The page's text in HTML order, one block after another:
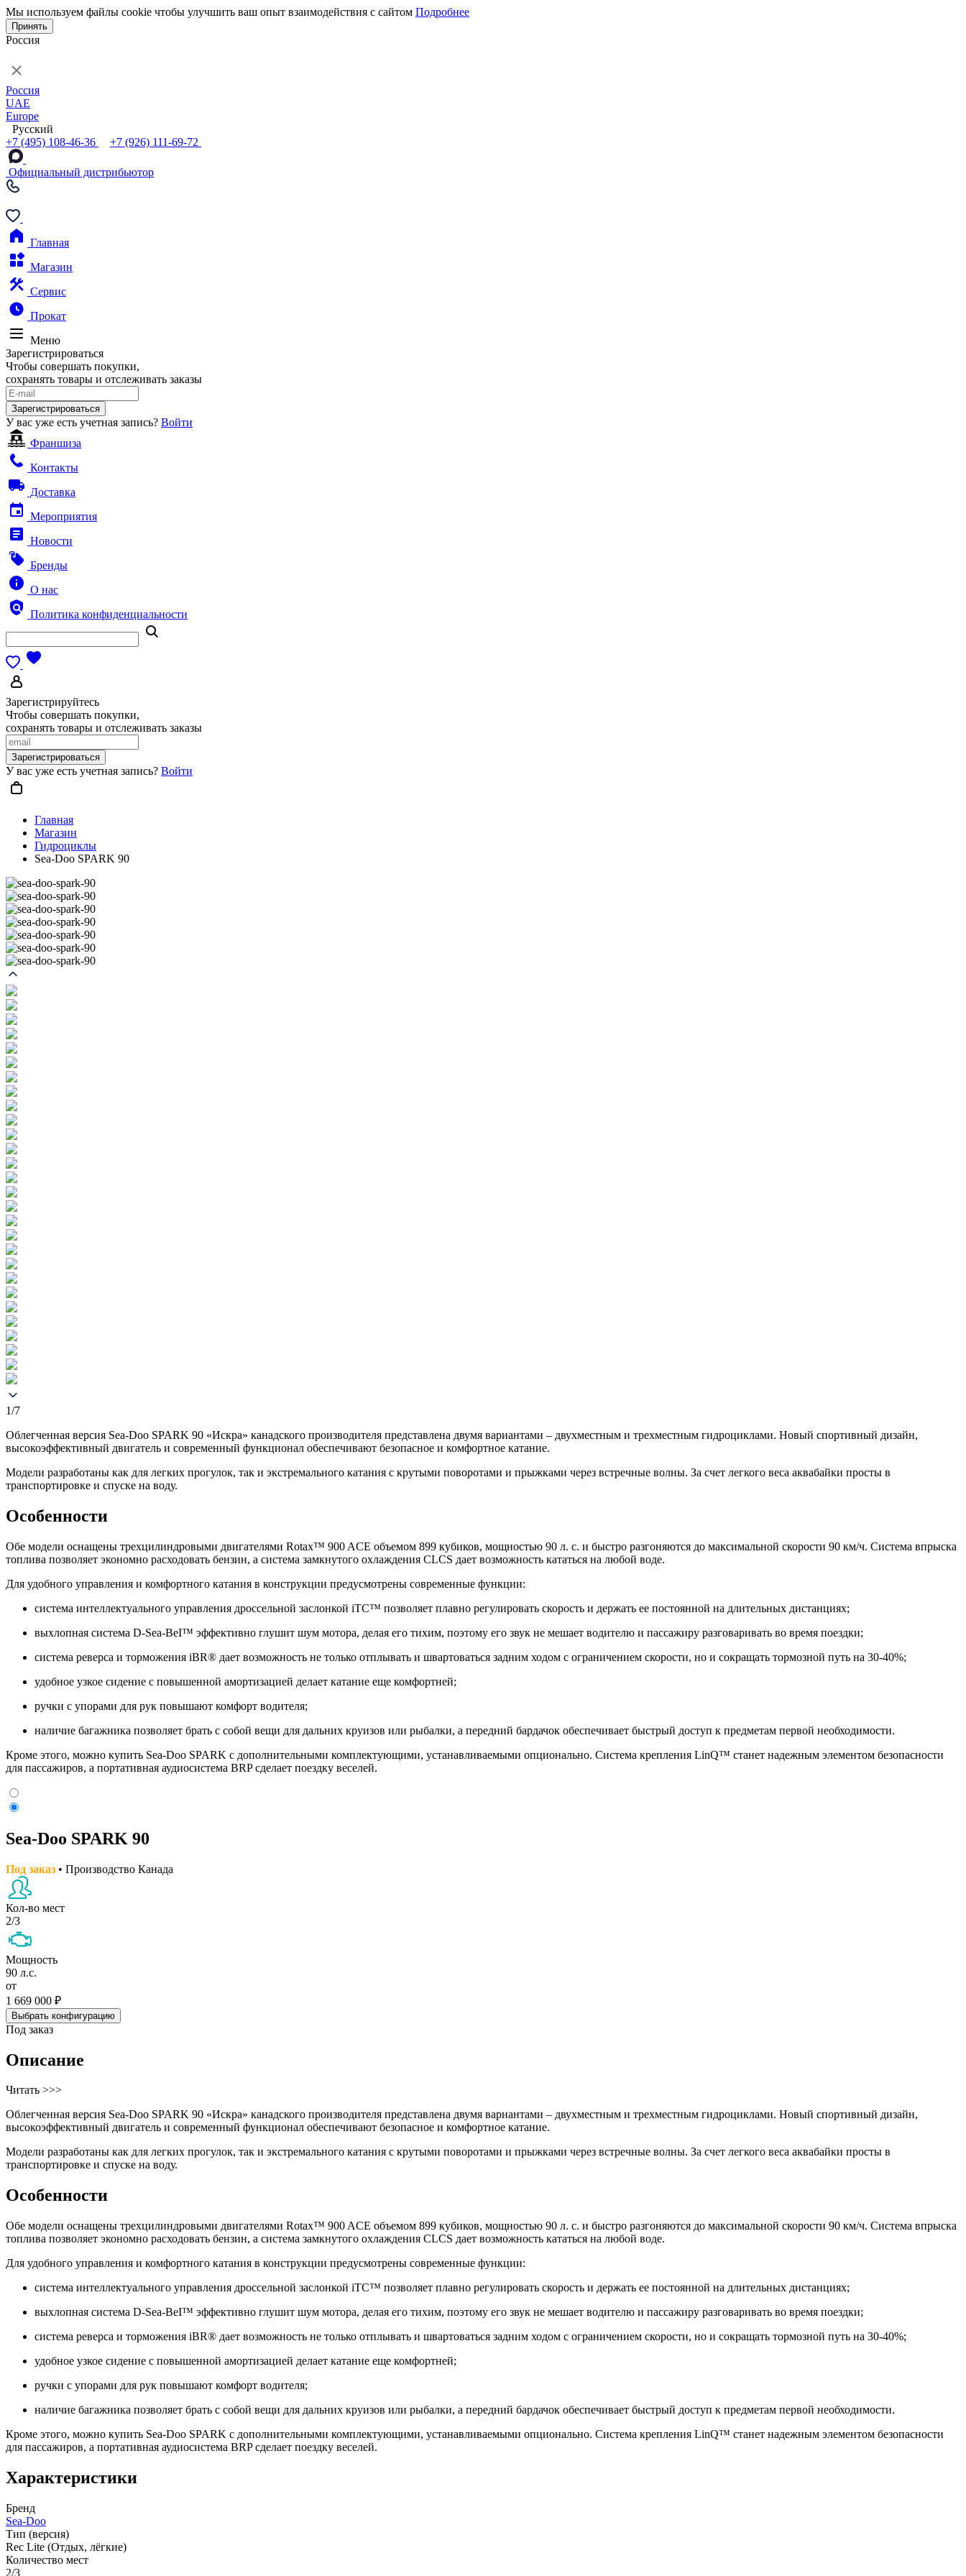
Мы используем файлы cookie чтобы улучшить ваш опыт взаимодействия с сайтом Подробнее
Принять
Россия
Россия
UAE
Europe
Русский
+7 (495) 108-46-36
+7 (926) 111-69-72
Официальный дистрибьютор
Главная
Магазин
Сервис
Прокат
Меню
Зарегистрироваться
Чтобы совершать покупки,
сохранять товары и отслеживать заказы
Зарегистрироваться
У вас уже есть учетная запись? Войти
Франшиза
Контакты
Доставка
Мероприятия
Новости
Бренды
О нас
Политика конфиденциальности
Зарегистрируйтесь
Чтобы совершать покупки,
сохранять товары и отслеживать заказы
Зарегистрироваться
У вас уже есть учетная запись? Войти
Главная
Магазин
Гидроциклы
Sea-Doo SPARK 90
1/7
Облегченная версия Sea-Doo SPARK 90 «Искра» канадского производителя представлена двумя вариантами – двухместным и трехместным гидроциклами. Новый спортивный дизайн,
высокоэффективный двигатель и современный функционал обеспечивают безопасное и комфортное катание.
Модели разработаны как для легких прогулок, так и экстремального катания с крутыми поворотами и прыжками через встречные волны. За счет легкого веса аквабайки просты в
транспортировке и спуске на воду.
Особенности
Обе модели оснащены трехцилиндровыми двигателями Rotax™ 900 ACE объемом 899 кубиков, мощностью 90 л. с. и быстро разгоняются до максимальной скорости 90 км/ч. Система впрыска
топлива позволяет экономно расходовать бензин, а система замкнутого охлаждения CLCS дает возможность кататься на любой воде.
Для удобного управления и комфортного катания в конструкции предусмотрены современные функции:
система интеллектуального управления дроссельной заслонкой iTC™ позволяет плавно регулировать скорость и держать ее постоянной на длительных дистанциях;
выхлопная система D-Sea-BeI™ эффективно глушит шум мотора, делая его тихим, поэтому его звук не мешает водителю и пассажиру разговаривать во время поездки;
система реверса и торможения iBR® дает возможность не только отплывать и швартоваться задним ходом с ограничением скорости, но и сокращать тормозной путь на 30-40%;
удобное узкое сидение с повышенной амортизацией делает катание еще комфортней;
ручки с упорами для рук повышают комфорт водителя;
наличие багажника позволяет брать с собой вещи для дальних круизов или рыбалки, а передний бардачок обеспечивает быстрый доступ к предметам первой необходимости.
Кроме этого, можно купить Sea-Doo SPARK с дополнительными комплектующими, устанавливаемыми опционально. Система крепления LinQ™ станет надежным элементом безопасности
для пассажиров, а портативная аудиосистема BRP сделает поездку веселей.
Sea-Doo SPARK 90
Под заказ • Производство Канада
Кол-во мест
2/3
Мощность
90 л.с.
от
1 669 000 ₽
Выбрать конфигурацию
Под заказ
Описание
Читать >>>
Облегченная версия Sea-Doo SPARK 90 «Искра» канадского производителя представлена двумя вариантами – двухместным и трехместным гидроциклами. Новый спортивный дизайн,
высокоэффективный двигатель и современный функционал обеспечивают безопасное и комфортное катание.
Модели разработаны как для легких прогулок, так и экстремального катания с крутыми поворотами и прыжками через встречные волны. За счет легкого веса аквабайки просты в
транспортировке и спуске на воду.
Особенности
Обе модели оснащены трехцилиндровыми двигателями Rotax™ 900 ACE объемом 899 кубиков, мощностью 90 л. с. и быстро разгоняются до максимальной скорости 90 км/ч. Система впрыска
топлива позволяет экономно расходовать бензин, а система замкнутого охлаждения CLCS дает возможность кататься на любой воде.
Для удобного управления и комфортного катания в конструкции предусмотрены современные функции:
система интеллектуального управления дроссельной заслонкой iTC™ позволяет плавно регулировать скорость и держать ее постоянной на длительных дистанциях;
выхлопная система D-Sea-BeI™ эффективно глушит шум мотора, делая его тихим, поэтому его звук не мешает водителю и пассажиру разговаривать во время поездки;
система реверса и торможения iBR® дает возможность не только отплывать и швартоваться задним ходом с ограничением скорости, но и сокращать тормозной путь на 30-40%;
удобное узкое сидение с повышенной амортизацией делает катание еще комфортней;
ручки с упорами для рук повышают комфорт водителя;
наличие багажника позволяет брать с собой вещи для дальних круизов или рыбалки, а передний бардачок обеспечивает быстрый доступ к предметам первой необходимости.
Кроме этого, можно купить Sea-Doo SPARK с дополнительными комплектующими, устанавливаемыми опционально. Система крепления LinQ™ станет надежным элементом безопасности
для пассажиров, а портативная аудиосистема BRP сделает поездку веселей.
Характеристики
Бренд
Sea-Doo
Тип (версия)
Rec Lite (Отдых, лёгкие)
Количество мест
2/3